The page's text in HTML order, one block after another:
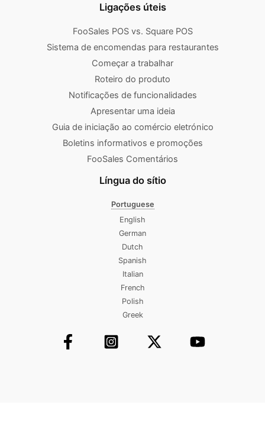
Ligações úteis
FooSales POS vs. Square POS
Sistema de encomendas para restaurantes
Começar a trabalhar
Roteiro do produto
Notificações de funcionalidades
Apresentar uma ideia
Guia de iniciação ao comércio eletrónico
Boletins informativos e promoções
FooSales Comentários
Língua do sítio
Portuguese
English
German
Dutch
Spanish
Italian
French
Polish
Greek